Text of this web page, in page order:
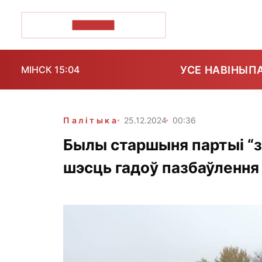
МІНСК 15:04 УСЕ НАВІНЫ
Палітыка 25.12.2024 00:36
Былы старшыня партыі
шэсць гадоў пазбаўлення